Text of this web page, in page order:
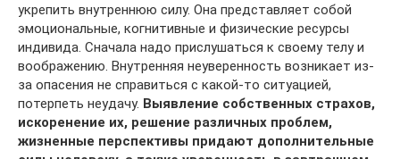
укрепить внутреннюю силу. Она представляет собой
эмоциональные, когнитивные и физические ресурсы
индивида. Сначала надо прислушаться к своему телу и
воображению. Внутренняя неуверенность возникает из-
за опасения не справиться с какой-то ситуацией,
потерпеть неудачу. Выявление собственных страхов,
искоренение их, решение различных проблем,
жизненные перспективы придают дополнительные